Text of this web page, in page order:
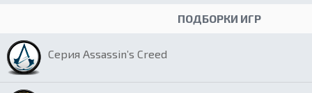
ПОДБОРКИ ИГР
Серия Assassin’s Creed